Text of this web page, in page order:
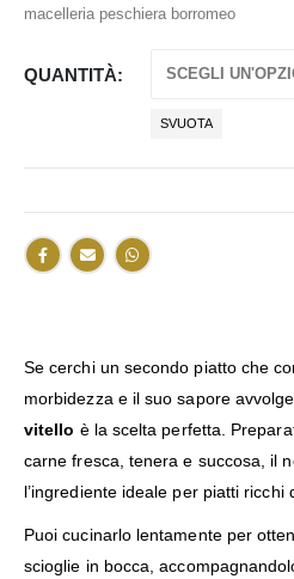
macelleria peschiera borromeo
QUANTITÀ
SVUOTA
Se cerchi un secondo piatto che
morbidezza e il suo sapore
vitello è la scelta perfetta.
carne fresca, tenera e succosa, il
l’ingrediente ideale per piatti ricchi
Puoi cucinarlo lentamente per
scioglie in bocca,